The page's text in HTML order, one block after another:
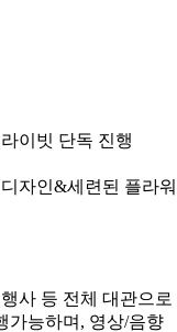
이빗 단독 진행
자인&세련된 플라워
사 등 전체 대관으로
가능하며, 영상/음향